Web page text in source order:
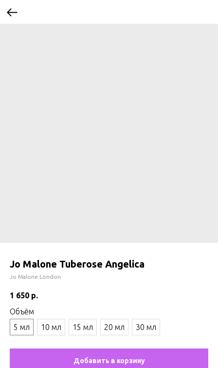
Jo Malone Tuberose Angelica
Jo Malone London
1 650 р.
Объём
5 мл
10 мл 15 мл 20 мл 30 мл
Добавить в корзину